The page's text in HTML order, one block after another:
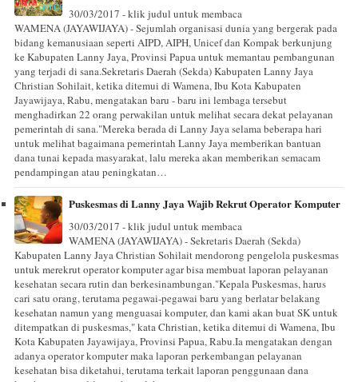
30/03/2017 - klik judul untuk membaca
WAMENA (JAYAWIJAYA) - Sejumlah organisasi dunia yang bergerak pada
bidang kemanusiaan seperti AIPD, AIPH, Unicef dan Kompak berkunjung
ke Kabupaten Lanny Jaya, Provinsi Papua untuk memantau pembangunan
yang terjadi di sana.Sekretaris Daerah (Sekda) Kabupaten Lanny Jaya
Christian Sohilait, ketika ditemui di Wamena, Ibu Kota Kabupaten
Jayawijaya, Rabu, mengatakan baru - baru ini lembaga tersebut
menghadirkan 22 orang perwakilan untuk melihat secara dekat pelayanan
pemerintah di sana."Mereka berada di Lanny Jaya selama beberapa hari
untuk melihat bagaimana pemerintah Lanny Jaya memberikan bantuan
dana tunai kepada masyarakat, lalu mereka akan memberikan semacam
pendampingan atau peningkatan…
Puskesmas di Lanny Jaya Wajib Rekrut Operator Komputer
30/03/2017 - klik judul untuk membaca
WAMENA (JAYAWIJAYA) - Sekretaris Daerah (Sekda)
Kabupaten Lanny Jaya Christian Sohilait mendorong pengelola puskesmas
untuk merekrut operator komputer agar bisa membuat laporan pelayanan
kesehatan secara rutin dan berkesinambungan."Kepala Puskesmas, harus
cari satu orang, terutama pegawai-pegawai baru yang berlatar belakang
kesehatan namun yang menguasai komputer, dan kami akan buat SK untuk
ditempatkan di puskesmas," kata Christian, ketika ditemui di Wamena, Ibu
Kota Kabupaten Jayawijaya, Provinsi Papua, Rabu.Ia mengatakan dengan
adanya operator komputer maka laporan perkembangan pelayanan
kesehatan bisa diketahui, terutama terkait laporan penggunaan dana